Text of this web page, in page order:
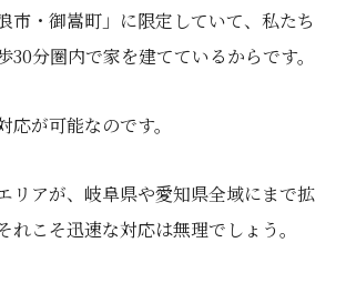
市・御嵩町」に限定していて、私たち
30分圏内で家を建てているからです。
応が可能なのです。
リアが、岐阜県や愛知県全域にまで拡
れこそ迅速な対応は無理でしょう。